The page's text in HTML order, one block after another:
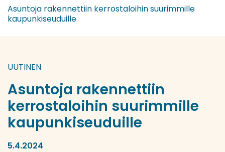
Asuntoja rakennettiin kerrostaloihin suurimmille
kaupunkiseuduille
UUTINEN
Asuntoja rakennettiin
kerrostaloihin suurimmille
kaupunkiseuduille
5.4.2024